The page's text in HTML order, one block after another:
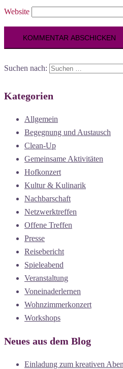
Website
Suchen nach:
Kategorien
Allgemein
Begegnung und Austausch
Clean-Up
Gemeinsame Aktivitäten
Hofkonzert
Kultur & Kulinarik
Nachbarschaft
Netzwerktreffen
Offene Treffen
Presse
Reisebericht
Spieleabend
Veranstaltung
Voneinaderlernen
Wohnzimmerkonzert
Workshops
Neues aus dem Blog
Einladung zum kreativen